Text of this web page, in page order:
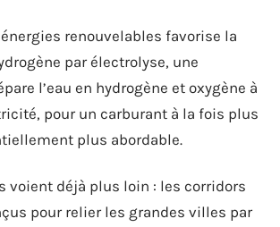
renouvelables favorise la
par électrolyse, une
l’eau en hydrogène et oxygène à
pour un carburant à la fois plus
plus abordable.
voient déjà plus loin : les corridors
pour relier les grandes villes par